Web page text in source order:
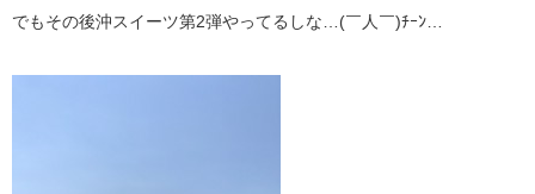
でもその後沖スイーツ第2弾やってるしな…(￣人￣)ﾁｰﾝ…